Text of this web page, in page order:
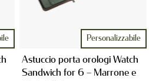
Personalizzabile
Astuccio porta orologi Watch
Sandwich for 6 – Marrone e